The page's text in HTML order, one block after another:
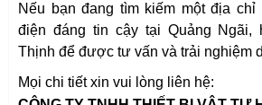
Nếu bạn đang tìm kiếm một địa chỉ
điện đáng tin cậy tại Quảng Ngãi,
Thịnh để được tư vấn và trải nghiệm
Mọi chi tiết xin vui lòng liên hệ: